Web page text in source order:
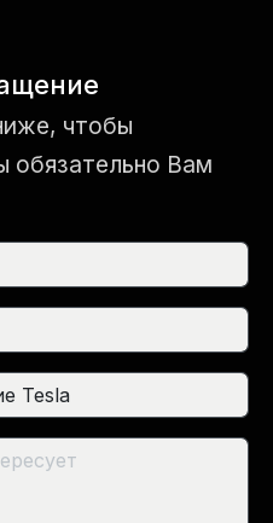
чтобы
обязательно Вам